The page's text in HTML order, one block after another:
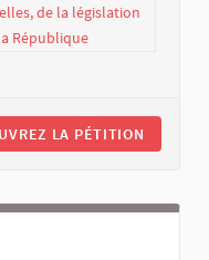
de la législation
République
LA PÉTITION